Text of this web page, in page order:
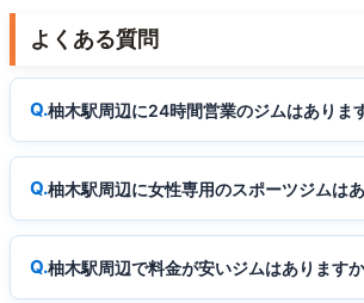
よくある質問
柚木駅周辺に24時間営業のジムはありま
柚木駅周辺に女性専用のスポーツジムは
柚木駅周辺で料金が安いジムはあります